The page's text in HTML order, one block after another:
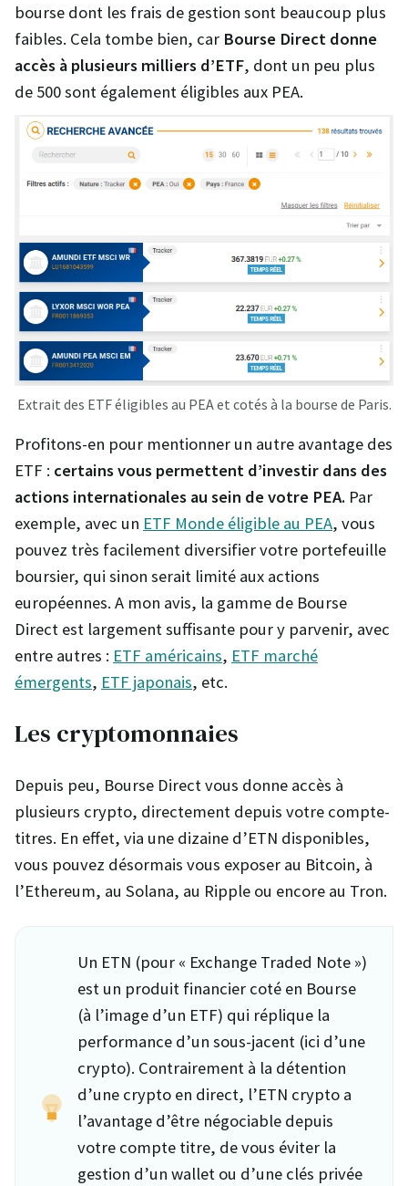
bourse dont les frais de gestion sont beaucoup plus
faibles. Cela tombe bien, car Bourse Direct donne
accès à plusieurs milliers d’ETF, dont un peu plus
de 500 sont également éligibles aux PEA.
Extrait des ETF éligibles au PEA et cotés à la bourse de Paris.
Profitons-en pour mentionner un autre avantage des
ETF : certains vous permettent d’investir dans des
actions internationales au sein de votre PEA. Par
exemple, avec un ETF Monde éligible au PEA, vous
pouvez très facilement diversifier votre portefeuille
boursier, qui sinon serait limité aux actions
européennes. A mon avis, la gamme de Bourse
Direct est largement suffisante pour y parvenir, avec
entre autres : ETF américains, ETF marché
émergents, ETF japonais, etc.
Les cryptomonnaies
Depuis peu, Bourse Direct vous donne accès à
plusieurs crypto, directement depuis votre compte-
titres. En effet, via une dizaine d’ETN disponibles,
vous pouvez désormais vous exposer au Bitcoin, à
l’Ethereum, au Solana, au Ripple ou encore au Tron.
Un ETN (pour « Exchange Traded Note »)
est un produit financier coté en Bourse
(à l’image d’un ETF) qui réplique la
performance d’un sous-jacent (ici d’une
crypto). Contrairement à la détention
d’une crypto en direct, l’ETN crypto a
l’avantage d’être négociable depuis
votre compte titre, de vous éviter la
gestion d’un wallet ou d’une clés privée